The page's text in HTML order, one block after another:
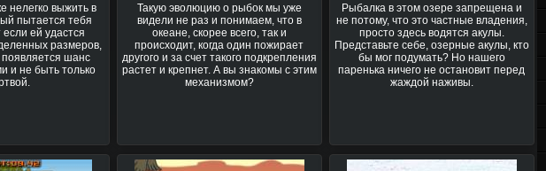
нелегко выжить в
пытается тебя
если ей удастся
размеров,
шанс
и не быть только
Такую эволюцию о рыбок мы уже
видели не раз и понимаем, что в
океане, скорее всего, так и
происходит, когда один пожирает
другого и за счет такого подкрепления
растет и крепнет. А вы знакомы с этим
механизмом?
Рыбалка в этом озере запрещена и
не потому, что это частные владения,
просто здесь водятся акулы.
Представьте себе, озерные акулы, кто
бы мог подумать? Но нашего
паренька ничего не остановит перед
жаждой наживы.